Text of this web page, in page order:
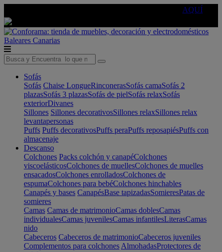
AQUÍ
Baleares Canarias
Sofás
Sofás Chaise LongueRinconerasSofás camaSofás 2
plazasSofás 3 plazasSofás de pielSofás relaxSofás
exteriorDivanes
Sillones Sillones decorativosSillones relaxSillones relax
levantapersonas
Puffs Puffs decorativosPuffs peraPuffs reposapiésPuffs con
almacenaje
Descanso
Colchones Packs colchón y canapéColchones
viscoelásticosColchones de muellesColchones de muelles
ensacadosColchones enrolladosColchones de
espumaColchones para bebéColchones hinchables
Canapés y bases CanapésBase tapizadasSomieresPatas de
somieres
Camas Camas de matrimonioCamas doblesCamas
individualesCamas juvenilesCamas infantilesLiterasCamas
nido
Cabeceros Cabeceros de matrimonioCabeceros juveniles
Complementos para colchones AlmohadasProtectores de